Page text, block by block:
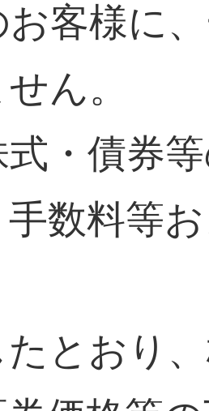
客様に
ん。
式・債券
手数料等
とおり